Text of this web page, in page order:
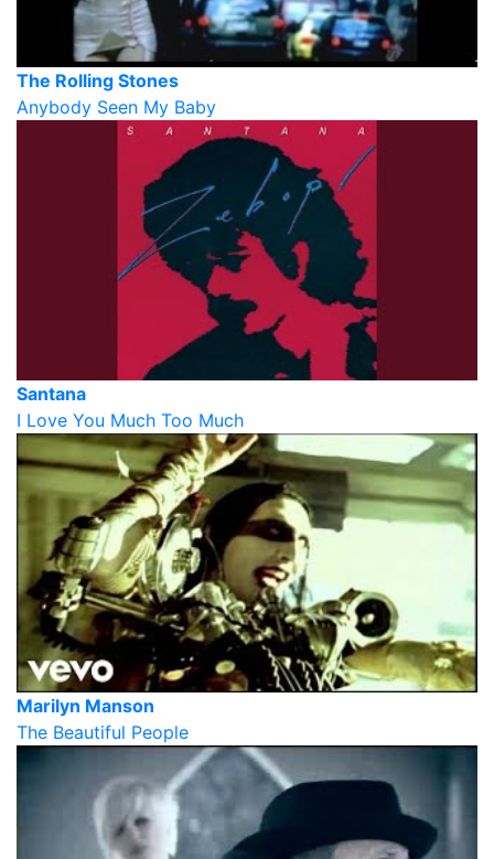
The Rolling Stones
Anybody Seen My Baby
Santana
I Love You Much Too Much
Marilyn Manson
The Beautiful People